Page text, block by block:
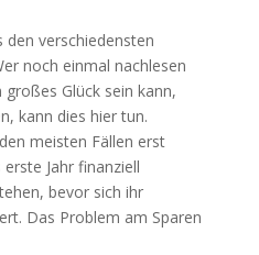
den verschiedensten
noch einmal nachlesen
Glück sein kann,
kann dies hier tun.
meisten Fällen erst
Jahr finanziell
bevor sich ihr
Das Problem am Sparen